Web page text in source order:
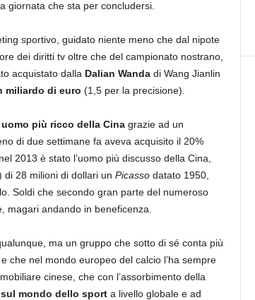
giornata che sta per concludersi.
sportivo, guidato niente meno che dal nipote
dei diritti tv oltre che del campionato nostrano,
acquistato dalla Dalian Wandadi Wang Jianlin
miliardo di euro (1,5 per la precisione).
più ricco della Cinagrazie ad un
di due settimane fa aveva acquisito il 20%
2013 è stato l’uomo più discusso della Cina,
28 milioni di dollari un Picassodatato 1950,
Soldi che secondo gran parte del numeroso
magari andando in beneficenza.
ma un gruppo che sotto di sé conta più
che nel mondo europeo del calcio l’ha sempre
cinese, che con l’assorbimento della
mondo dello sporta livello globale e ad